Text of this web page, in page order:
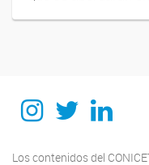
Instagram
Twitter
Los contenidos del